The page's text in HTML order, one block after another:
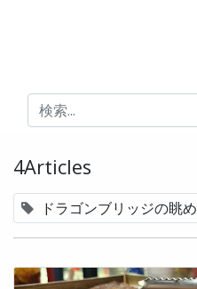
4Articles
ドラゴンブリッジの眺め